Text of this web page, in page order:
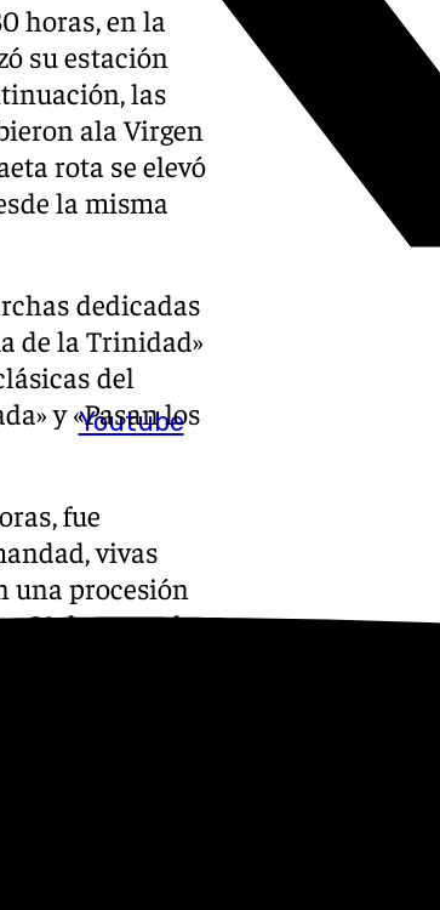
Youtube
horas, en la
su estación
las
ala Virgen
rota se elevó
la misma
dedicadas
de la Trinidad»
del
y «Pasan los
fue
vivas
una procesión
31 de mayo, la
de San
misa solemne